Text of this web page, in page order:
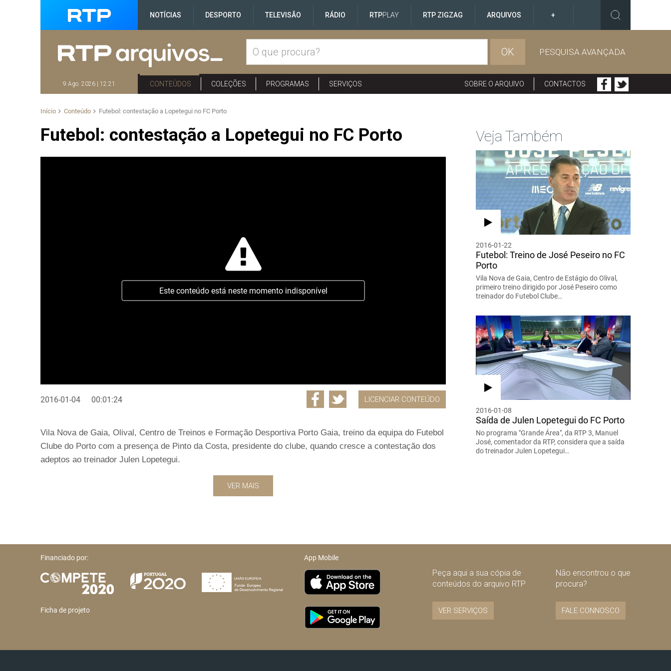
NOTÍCIAS DESPORTO TELEVISÃO RÁDIO RTPPLAY RTP ZIGZAG ARQUIVOS +
OK PESQUISA AVANÇADA
9 Ago. 2026 | 12:21 CONTEÚDOS COLEÇÕES PROGRAMAS SERVIÇOS SOBRE O ARQUIVO CONTACTOS
Início Conteúdo Futebol: contestação a Lopetegui no FC Porto
Futebol: contestação a Lopetegui no FC Porto
Este conteúdo está neste momento indisponível
2016-01-04 00:01:24 LICENCIAR CONTEÚDO
Vila Nova de Gaia, Olival, Centro de Treinos e Formação Desportiva Porto Gaia, treino da equipa do Futebol
Clube do Porto com a presença de Pinto da Costa, presidente do clube, quando cresce a contestação dos
adeptos ao treinador Julen Lopetegui.
VER MAIS
Veja Também
2016-01-22
Futebol: Treino de José Peseiro no FC
Porto
Vila Nova de Gaia, Centro de Estágio do Olival,
primeiro treino dirigido por José Peseiro como
treinador do Futebol Clube…
2016-01-08
Saída de Julen Lopetegui do FC Porto
No programa "Grande Área", da RTP 3, Manuel
José, comentador da RTP, considera que a saída
do treinador Julen Lopetegui…
Financiado por:
Ficha de projeto
App Mobile
Peça aqui a sua cópia de
conteúdos do arquivo RTP
VER SERVIÇOS
Não encontrou o que
procura?
FALE CONNOSCO